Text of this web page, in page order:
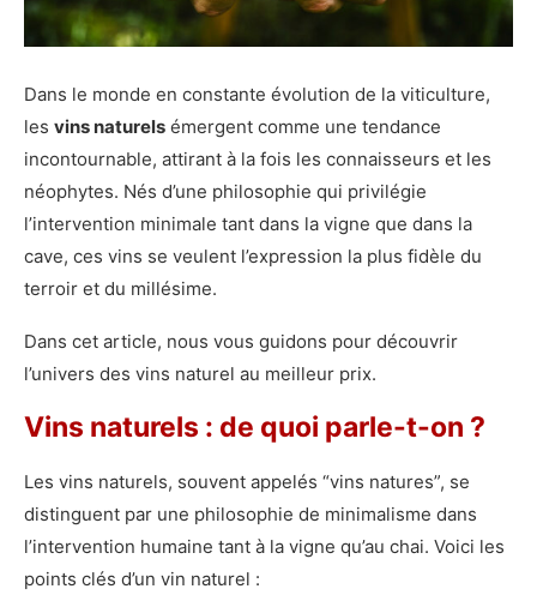
Dans le monde en constante évolution de la viticulture,
les vins naturels émergent comme une tendance
incontournable, attirant à la fois les connaisseurs et les
néophytes. Nés d’une philosophie qui privilégie
l’intervention minimale tant dans la vigne que dans la
cave, ces vins se veulent l’expression la plus fidèle du
terroir et du millésime.
Dans cet article, nous vous guidons pour découvrir
l’univers des vins naturel au meilleur prix.
Vins naturels : de quoi parle-t-on ?
Les vins naturels, souvent appelés “vins natures”, se
distinguent par une philosophie de minimalisme dans
l’intervention humaine tant à la vigne qu’au chai. Voici les
points clés d’un vin naturel :